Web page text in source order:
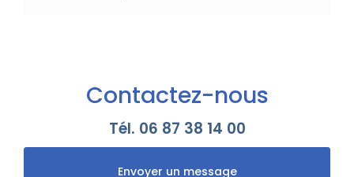
Contactez-nous
Tél. 06 87 38 14 00
Envoyer un message